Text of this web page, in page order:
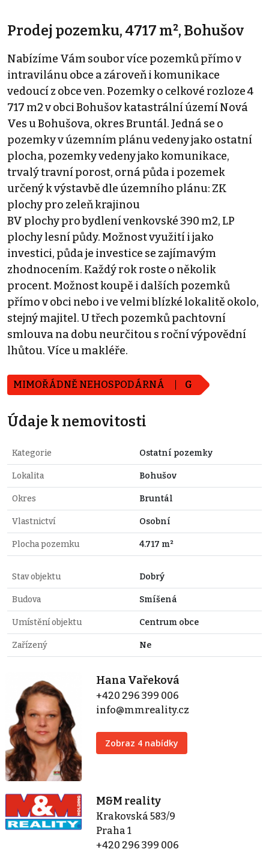
Prodej pozemku, 4717 m², Bohušov
Nabízíme Vám soubor více pozemků přímo v
intravilánu obce a zároveň i komunikace
vedoucí z obce ven. Pozemky o celkové rozloze 4
717 m2 v obci Bohušov katastrální území Nová
Ves u Bohušova, okres Bruntál. Jedná se o
pozemky v územním plánu vedeny jako ostatní
plocha, pozemky vedeny jako komunikace,
trvalý travní porost, orná půda i pozemek
určený k výstavbě dle územního plánu: ZK
plochy pro zeleň krajinou
BV plochy pro bydlení venkovské 390 m2, LP
plochy lesní půdy. Možnost využití i jako
investici, půda je investice se zajímavým
zhodnocením. Každý rok roste o několik
procent. Možnost koupě i dalších pozemků
přímo v obci nebo i ve velmi blízké lokalitě okolo,
stejný majitel. U třech pozemků pachtovní
smlouva na dobu neurčitou s roční výpovědní
lhůtou. Více u makléře.
MIMOŘÁDNĚ NEHOSPODÁRNÁ G
Údaje k nemovitosti
Kategorie Ostatní pozemky
Lokalita Bohušov
Okres Bruntál
Vlastnictví Osobní
Plocha pozemku 4.717 m²
Stav objektu Dobrý
Budova Smíšená
Umístění objektu Centrum obce
Zařízený Ne
Hana Vařeková
+420 296 399 006
info@mmreality.cz
Zobraz 4 nabídky
M&M reality
Krakovská 583/9
Praha 1
+420 296 399 006